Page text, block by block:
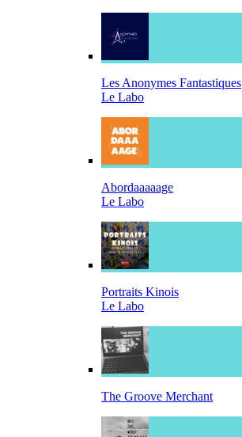
Les Anonymes Fantastiques
Le Labo
Abordaaaaage
Le Labo
Portraits Kinois
Le Labo
The Groove Merchant